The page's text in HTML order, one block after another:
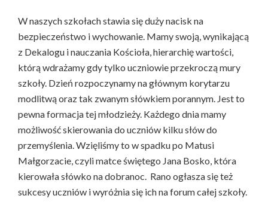
W naszych szkołach stawia się duży nacisk na
bezpieczeństwo i wychowanie. Mamy swoją, wynikającą
z Dekalogu i nauczania Kościoła, hierarchię wartości,
którą wdrażamy gdy tylko uczniowie przekroczą mury
szkoły. Dzień rozpoczynamy na głównym korytarzu
modlitwą oraz tak zwanym słówkiem porannym. Jest to
pewna formacja tej młodzieży. Każdego dnia mamy
możliwość skierowania do uczniów kilku słów do
przemyślenia. Wzięliśmy to w spadku po Matusi
Małgorzacie, czyli matce świętego Jana Bosko, która
kierowała słówko na dobranoc. Rano ogłasza się też
sukcesy uczniów i wyróżnia się ich na forum całej szkoły.